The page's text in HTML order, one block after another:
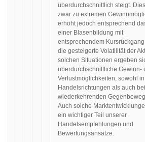
überdurchschnittlich steigt.
zwar zu extremen
erhöht jedoch entsprechend
einer Blasenbildung mit
entsprechendem
die gesteigerte Volatilität der
solchen Situationen ergeben
überdurchschnittliche Gewinn-
Verlustmöglichkeiten, sowohl
Handelsrichtungen als auch bei
wiederkehrenden
Auch solche
ein wichtiger Teil unserer
Handelsempfehlungen und
Bewertungsansätze.